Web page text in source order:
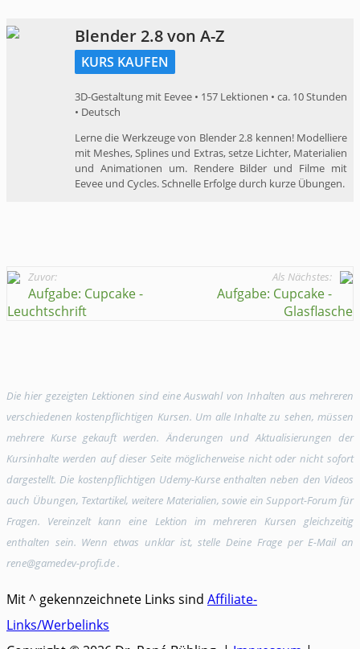
Blender 2.8 von A-Z
KURS KAUFEN
3D-Gestaltung mit Eevee • 157 Lektionen • ca. 10 Stunden
• Deutsch
Lerne die Werkzeuge von Blender 2.8 kennen! Modelliere
mit Meshes, Splines und Extras, setze Lichter, Materialien
und Animationen um. Rendere Bilder und Filme mit
Eevee und Cycles. Schnelle Erfolge durch kurze Übungen.
Zuvor:
Aufgabe: Cupcake -
Leuchtschrift
Als Nächstes:
Aufgabe: Cupcake -
Glasflasche
Die hier gezeigten Lektionen sind eine Auswahl von Inhalten aus mehreren
verschiedenen kostenpflichtigen Kursen. Um alle Inhalte zu sehen, müssen
mehrere Kurse gekauft werden. Änderungen und Aktualisierungen der
Kursinhalte werden auf dieser Seite möglicherweise nicht oder nicht sofort
dargestellt. Die kostenpflichtigen Udemy-Kurse enthalten neben den Videos
auch Übungen, Textartikel, weitere Materialien, sowie ein Support-Forum für
Fragen. Vereinzelt kann eine Lektion im mehreren Kursen gleichzeitig
enthalten sein. Wenn etwas unklar ist, stelle Deine Frage per E-Mail an
rene@gamedev-profi.de .
Mit ^ gekennzeichnete Links sind Affiliate-
Links/Werbelinks